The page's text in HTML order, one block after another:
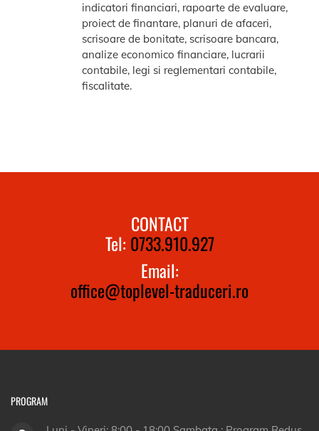
indicatori financiari, rapoarte de evaluare,
proiect de finantare, planuri de afaceri,
scrisoare de bonitate, scrisoare bancara,
analize economico financiare, lucrarii
contabile, legi si reglementari contabile,
fiscalitate.
CONTACT
Tel: 0733.910.927
Email:
office@toplevel-traduceri.ro
PROGRAM